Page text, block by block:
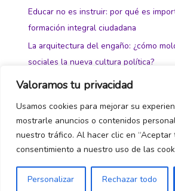
Valoramos tu privacidad
Usamos cookies para mejorar su
mostrarle anuncios o contenidos
nuestro tráfico. Al hacer clic en “Aceptar
consentimiento a nuestro uso de las
Personalizar Rechazar todo
Educar no es instruir: por qué es
formación integral ciudadana
La arquitectura del engaño: ¿cómo
sociales la nueva cultura política?
Política de privacidad y
¿Hablamos?